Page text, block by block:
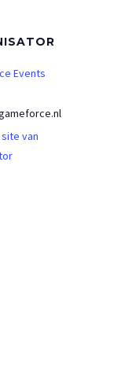
Events
van